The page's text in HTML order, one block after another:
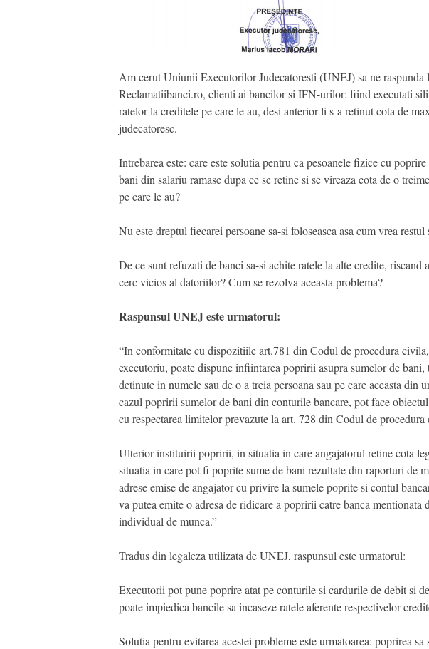
Am cerut Uniunii Executorilor Judecatoresti (UNEJ) sa ne
Reclamatiibanci.ro, clienti ai bancilor si IFN-urilor: fiind executati
ratelor la creditele pe care le au, desi anterior li s-a retinut cota de
judecatoresc.
Intrebarea este: care este solutia pentru ca pesoanele fizice cu
bani din salariu ramase dupa ce se retine si se vireaza cota de o
pe care le au?
Nu este dreptul fiecarei persoane sa-si foloseasca asa cum vrea
De ce sunt refuzati de banci sa-si achite ratele la alte credite,
cerc vicios al datoriilor? Cum se rezolva aceasta problema?
Raspunsul UNEJ este urmatorul:
“In conformitate cu dispozitiile art.781 din Codul de procedura
executoriu, poate dispune infiintarea popririi asupra sumelor de
detinute in numele sau de o a treia persoana sau pe care aceasta
cazul popririi sumelor de bani din conturile bancare, pot face
cu respectarea limitelor prevazute la art. 728 din Codul de procedura
Ulterior instituirii popririi, in situatia in care angajatorul retine cota
situatia in care pot fi poprite sume de bani rezultate din raporturi de
adrese emise de angajator cu privire la sumele poprite si contul
va putea emite o adresa de ridicare a popririi catre banca
individual de munca.”
Tradus din legaleza utilizata de UNEJ, raspunsul este urmatorul:
Executorii pot pune poprire atat pe conturile si cardurile de debit si
poate impiedica bancile sa incaseze ratele aferente respectivelor
Solutia pentru evitarea acestei probleme este urmatoarea: poprirea